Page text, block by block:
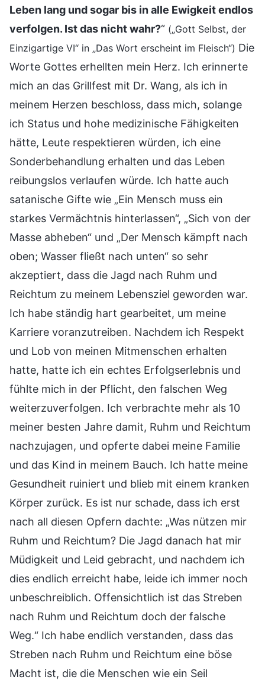
Leben lang und sogar bis in alle Ewigkeit endlos
verfolgen. Ist das nicht wahr?“ („Gott Selbst, der
Einzigartige VI“ in „Das Wort erscheint im Fleisch“) Die
Worte Gottes erhellten mein Herz. Ich erinnerte
mich an das Grillfest mit Dr. Wang, als ich in
meinem Herzen beschloss, dass mich, solange
ich Status und hohe medizinische Fähigkeiten
hätte, Leute respektieren würden, ich eine
Sonderbehandlung erhalten und das Leben
reibungslos verlaufen würde. Ich hatte auch
satanische Gifte wie „Ein Mensch muss ein
starkes Vermächtnis hinterlassen“, „Sich von der
Masse abheben“ und „Der Mensch kämpft nach
oben; Wasser fließt nach unten“ so sehr
akzeptiert, dass die Jagd nach Ruhm und
Reichtum zu meinem Lebensziel geworden war.
Ich habe ständig hart gearbeitet, um meine
Karriere voranzutreiben. Nachdem ich Respekt
und Lob von meinen Mitmenschen erhalten
hatte, hatte ich ein echtes Erfolgserlebnis und
fühlte mich in der Pflicht, den falschen Weg
weiterzuverfolgen. Ich verbrachte mehr als 10
meiner besten Jahre damit, Ruhm und Reichtum
nachzujagen, und opferte dabei meine Familie
und das Kind in meinem Bauch. Ich hatte meine
Gesundheit ruiniert und blieb mit einem kranken
Körper zurück. Es ist nur schade, dass ich erst
nach all diesen Opfern dachte: „Was nützen mir
Ruhm und Reichtum? Die Jagd danach hat mir
Müdigkeit und Leid gebracht, und nachdem ich
dies endlich erreicht habe, leide ich immer noch
unbeschreiblich. Offensichtlich ist das Streben
nach Ruhm und Reichtum doch der falsche
Weg.“ Ich habe endlich verstanden, dass das
Streben nach Ruhm und Reichtum eine böse
Macht ist, die die Menschen wie ein Seil